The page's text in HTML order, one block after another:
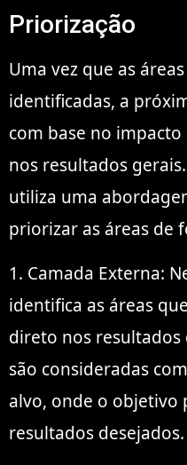
Priorização
Uma vez que as
identificadas, a
com base no
nos resultados
utiliza uma
priorizar as áreas de
1. Camada Externa:
identifica as áreas
direto nos resultados
são consideradas
alvo, onde o objetivo
resultados desejados.